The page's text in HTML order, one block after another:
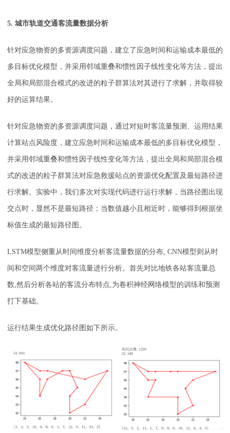
5. 城市轨道交通客流量数据分析
针对应急物资的多资源调度问题，建立了应急时间和运输成本最低的
多目标优化模型，并采用邻域重叠和惯性因子线性变化等方法，提出
全局和局部混合模式的改进的粒子群算法对其进行了求解，并取得较
好的运算结果。
针对应急物资的多资源调度问题，通过对短时客流量预测、运用结果
计算站点风险度，建立应急时间和运输成本最低的多目标优化模型，
并采用邻域重叠和惯性因子线性变化等方法，提出全局和局部混合模
式的改进的粒子群算法对应急救援站点的资源优化配置及最短路径进
行求解。实验中，我们多次对实现代码进行运行求解，当路径图出现
交点时，显然不是最短路径；当数值越小且相近时，能够得到根据坐
标值生成的最短路径图。
LSTM模型侧重从时间维度分析客流量数据的分布, CNN模型则从时
间和空间两个维度对客流量进行分析。首先对比地铁各站客流量总
数,然后分析各站的客流分布特点,为卷积神经网络模型的训练和预测
打下基础。
运行结果生成优化路径图如下所示。